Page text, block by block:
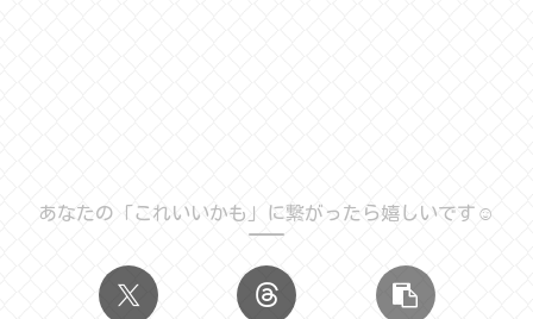
あなたの「これいいかも」に繋がったら嬉しいです☺️